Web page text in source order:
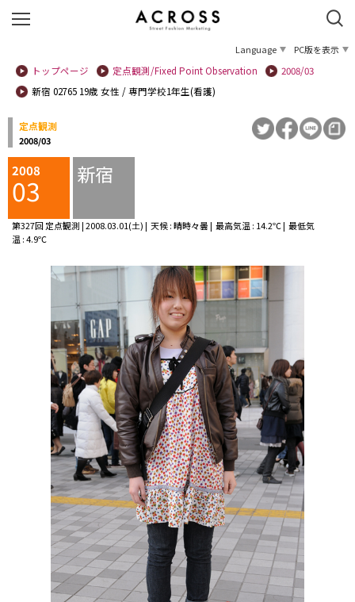
Language
PC版を表示
トップページ
定点観測/Fixed Point Observation
2008/03
新宿 02765 19歳 女性 / 専門学校1年生(看護)
定点観測
2008/03
2008
03 新宿
第327回 定点観測 | 2008.03.01(土) | 天候 : 晴時々曇 | 最高気温 : 14.2℃ | 最低気
温 : 4.9℃